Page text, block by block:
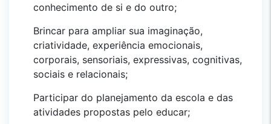
conhecimento de si e do outro;
Brincar para ampliar sua imaginação,
criatividade, experiência emocionais,
corporais, sensoriais, expressivas, cognitivas,
sociais e relacionais;
Participar do planejamento da escola e das
atividades propostas pelo educar;